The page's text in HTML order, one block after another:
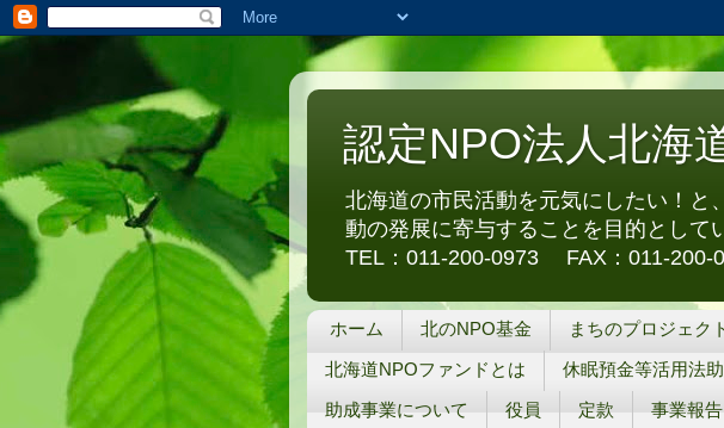
認定NPO法人北海
北海道の市民活動を元気にしたい！と
動の発展に寄与することを目的として
TEL：011-200-0973 FAX：011-200-
ホーム 北のNPO基金 まちのプロジェク
北海道NPOファンドとは
休眠預金等活用法
助成事業について
役員 定款 事業報告